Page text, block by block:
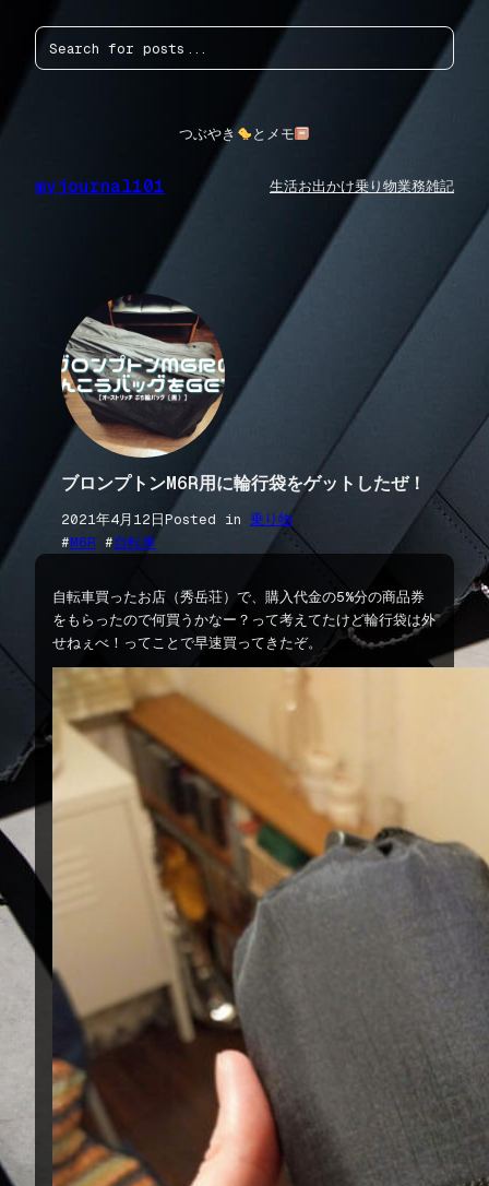
検
索
つぶやき とメモ
myjournal101 生活お出かけ乗り物業務雑記
ブロンプトンM6R用に輪行袋をゲットしたぜ！
2021年4月12日 Posted in 乗り物
#M6R #自転車
自転車買ったお店（秀岳荘）で、購入代金の5%分の商品券
をもらったので何買うかなー？って考えてたけど輪行袋は外
せねぇべ！ってことで早速買ってきたぞ。